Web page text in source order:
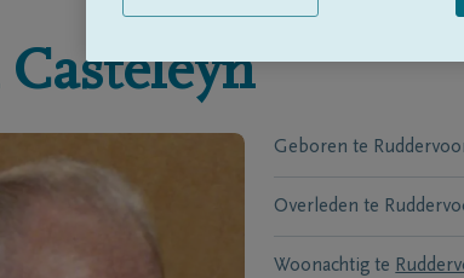
Casteleyn
Geboren te
Overleden te
Woonachtig te